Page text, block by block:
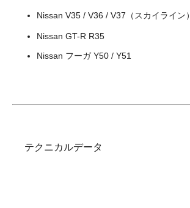
Nissan V35 / V36 / V37（スカイライン）
Nissan GT-R R35
Nissan フーガ Y50 / Y51
テクニカルデータ